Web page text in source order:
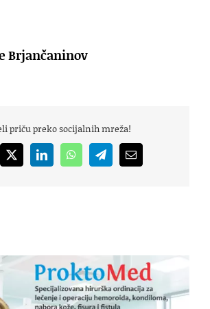
Brjančaninov
priču preko socijalnih mreža!
X LinkedInWhatsAppTelegramEmail